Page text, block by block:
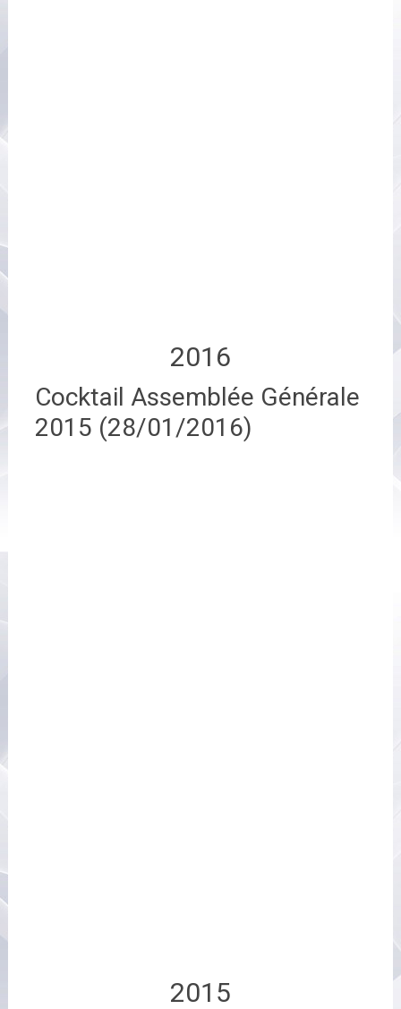
2016
Cocktail Assemblée Générale
2015 (28/01/2016)
2015